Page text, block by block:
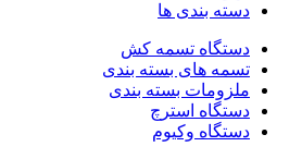
دسته بندی ها
دستگاه تسمه کش
تسمه های بسته بندی
ملزومات بسته بندی
دستگاه استرچ
دستگاه وکیوم